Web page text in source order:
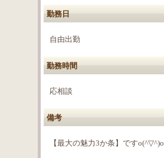
勤務日
自由出勤
勤務時間
応相談
備考
【最大の魅力3か条】ですo(^▽^)o